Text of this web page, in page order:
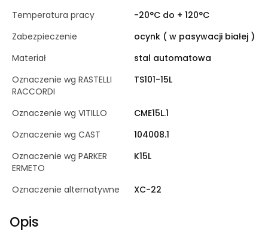
Temperatura pracy
-20°C do + 120°C
Zabezpieczenie
ocynk ( w pasywacji białej )
Materiał
stal automatowa
Oznaczenie wg RASTELLI
RACCORDI
TS101-15L
Oznaczenie wg VITILLO
CME15L.1
Oznaczenie wg CAST
104008.1
Oznaczenie wg PARKER
ERMETO
K15L
Oznaczenie alternatywne XC-22
Opis